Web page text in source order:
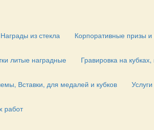
из стекла Корпоративные призы и
литые наградные Гравировка на
Вставки, для медалей и кубков Услуги
работ